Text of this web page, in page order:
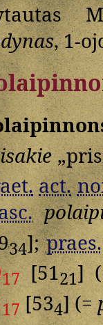
, 1-
act.
34];praes.
17[5121]
17[534] (=